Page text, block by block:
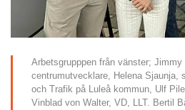
Arbetsgrupppen från vänster; Jimmy
centrumutvecklare, Helena Sjaunja,
och Trafik på Luleå kommun, Ulf
Vinblad von Walter, VD, LLT. Bertil